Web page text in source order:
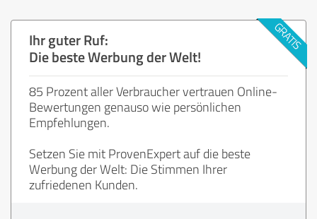
Ihr guter Ruf:
Die beste Werbung der Welt!
85 Prozent aller Verbraucher vertrauen Online-
Bewertungen genauso wie persönlichen
Empfehlungen.
Setzen Sie mit ProvenExpert auf die beste
Werbung der Welt: Die Stimmen Ihrer
zufriedenen Kunden.